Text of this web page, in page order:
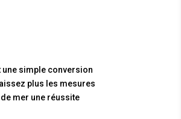
simple conversion
plus les mesures
mer une réussite